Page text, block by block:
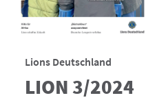
Lions Deutschland
LION 3/2024